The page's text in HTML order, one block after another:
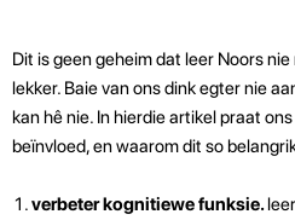
Dit is geen geheim dat leer Noors
lekker. Baie van ons dink egter nie
kan hê nie. In hierdie artikel praat
beïnvloed, en waarom dit so
verbeter kognitiewe funksie.